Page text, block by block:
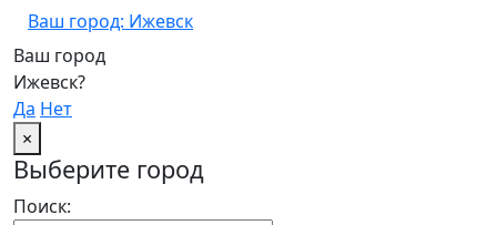
Ваш город: Ижевск
Ваш город
Ижевск?
Да Нет
×
Выберите город
Поиск: